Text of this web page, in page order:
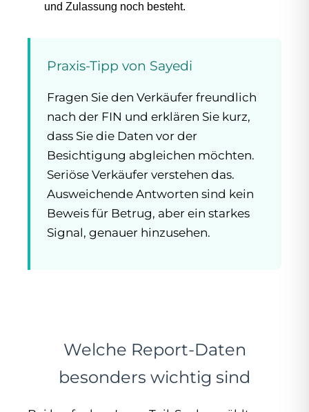
und Zulassung noch besteht.
Praxis-Tipp von Sayedi
Fragen Sie den Verkäufer freundlich
nach der FIN und erklären Sie kurz,
dass Sie die Daten vor der
Besichtigung abgleichen möchten.
Seriöse Verkäufer verstehen das.
Ausweichende Antworten sind kein
Beweis für Betrug, aber ein starkes
Signal, genauer hinzusehen.
Welche Report-Daten
besonders wichtig sind